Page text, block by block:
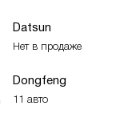
Datsun
Нет в продаже
Dongfeng
11 авто